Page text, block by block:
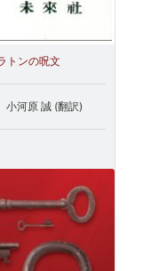
トンの呪文
小河原 誠 (翻訳)